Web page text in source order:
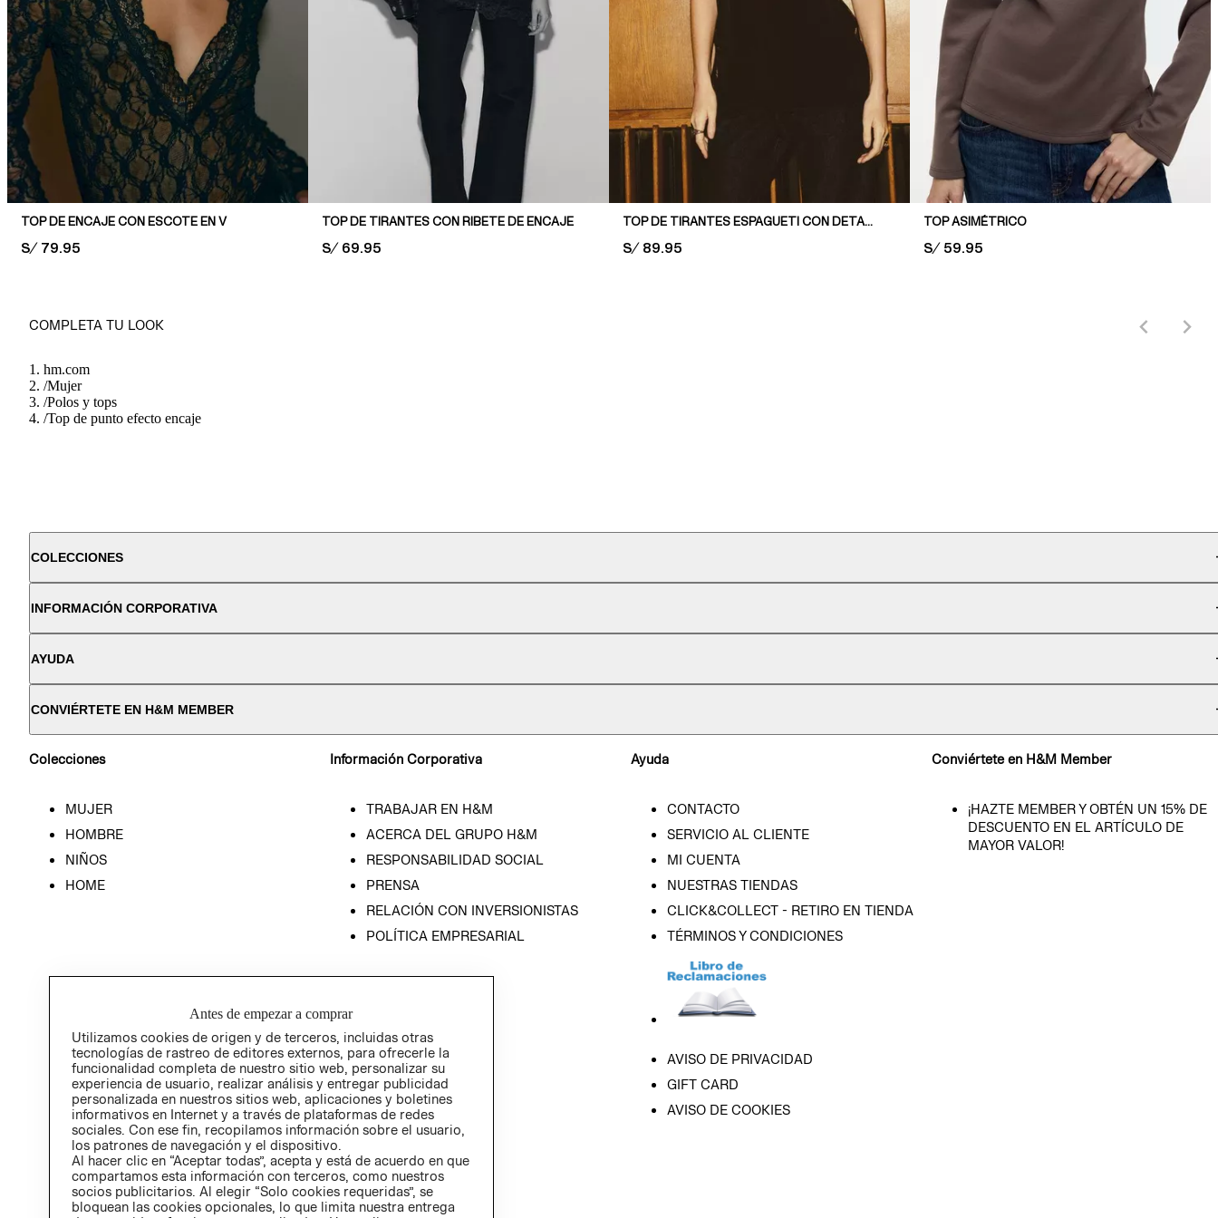
TOP DE ENCAJE CON ESCOTE EN V
PRICE:
S/ 79.95
TOP DE TIRANTES CON RIBETE DE ENCAJE
PRICE:
S/ 69.95
TOP DE TIRANTES ESPAGUETI CON DETALLES DE ENCAJE
PRICE:
S/ 89.95
TOP ASIMÉTRICO
PRICE:
S/ 59.95
COMPLETA TU LOOK
hm.com
/Mujer
/Polos y tops
/Top de punto efecto encaje
COLECCIONES
INFORMACIÓN CORPORATIVA
AYUDA
CONVIÉRTETE EN H&M MEMBER
Colecciones
MUJER
HOMBRE
NIÑOS
HOME
Información Corporativa
TRABAJAR EN H&M
ACERCA DEL GRUPO H&M
RESPONSABILIDAD SOCIAL
PRENSA
RELACIÓN CON INVERSIONISTAS
POLÍTICA EMPRESARIAL
Ayuda
CONTACTO
SERVICIO AL CLIENTE
MI CUENTA
NUESTRAS TIENDAS
CLICK&COLLECT - RETIRO EN TIENDA
TÉRMINOS Y CONDICIONES
AVISO DE PRIVACIDAD
GIFT CARD
AVISO DE COOKIES
Conviértete en H&M Member
¡HAZTE MEMBER Y OBTÉN UN 15% DE
DESCUENTO EN EL ARTÍCULO DE
MAYOR VALOR!
Antes de empezar a comprar
Utilizamos cookies de origen y de terceros, incluidas otras
tecnologías de rastreo de editores externos, para ofrecerle la
funcionalidad completa de nuestro sitio web, personalizar su
experiencia de usuario, realizar análisis y entregar publicidad
personalizada en nuestros sitios web, aplicaciones y boletines
informativos en Internet y a través de plataformas de redes
sociales. Con ese fin, recopilamos información sobre el usuario,
los patrones de navegación y el dispositivo.
Al hacer clic en “Aceptar todas”, acepta y está de acuerdo en que
compartamos esta información con terceros, como nuestros
socios publicitarios. Al elegir “Solo cookies requeridas”, se
bloquean las cookies opcionales, lo que limita nuestra entrega